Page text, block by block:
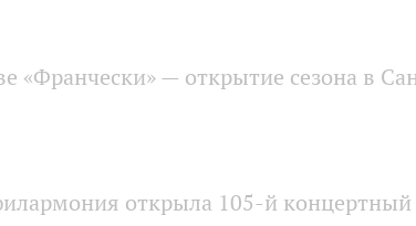
«Франчески» — открытие сезона в
открыла 105-й концертный